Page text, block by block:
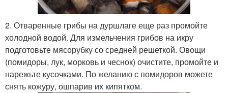
2. Отваренные грибы на дуршлаге еще раз промойте
холодной водой. Для измельчения грибов на икру
подготовьте мясорубку со средней решеткой. Овощи
(помидоры, лук, морковь и чеснок) очистите, промойте и
нарежьте кусочками. По желанию с помидоров можете
снять кожуру, ошпарив их кипятком.